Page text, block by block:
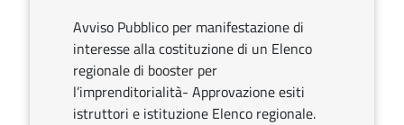
Avviso Pubblico per manifestazione di
interesse alla costituzione di un Elenco
regionale di booster per
l’imprenditorialità- Approvazione esiti
istruttori e istituzione Elenco regionale.